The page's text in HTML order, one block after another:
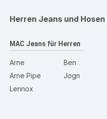
Herren Jeans und Hosen
MAC Jeans für Herren
Arne
Arne Pipe
Lennox
Ben
Jogn